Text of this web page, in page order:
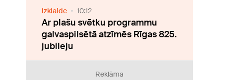
Izklaide 10:12
Ar plašu svētku programmu
galvaspilsētā atzīmēs Rīgas 825.
jubileju
Reklāma